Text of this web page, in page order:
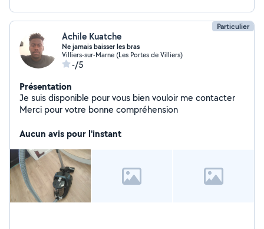
Particulier
Achile Kuatche
Ne jamais baisser les bras
Villiers-sur-Marne (Les Portes de Villiers)
-/5
Présentation
Je suis disponible pour vous bien vouloir me contacter
Merci pour votre bonne compréhension
Aucun avis pour l'instant